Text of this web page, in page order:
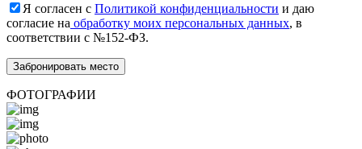
Я согласен с Политикой конфиденциальности и даю
согласие на обработку моих персональных данных, в
соответствии с №152-ФЗ.
ФОТОГРАФИИ